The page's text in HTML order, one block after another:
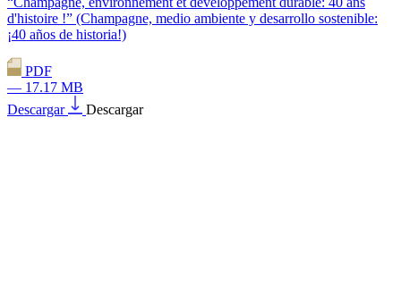
d'histoire !” (Champagne, medio ambiente y desarrollo sostenible:
¡40 años de historia!)
PDF
— 17.17 MB
Descargar
Descargar